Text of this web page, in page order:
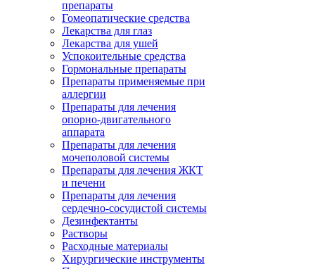
препараты
Гомеопатические средства
Лекарства для глаз
Лекарства для ушей
Успокоительные средства
Гормональные препараты
Препараты применяемые при
аллергии
Препараты для лечения
опорно-двигательного
аппарата
Препараты для лечения
мочеполовой системы
Препараты для лечения ЖКТ
и печени
Препараты для лечения
сердечно-сосудистой системы
Дезинфектанты
Растворы
Расходные материалы
Хирургические инструменты